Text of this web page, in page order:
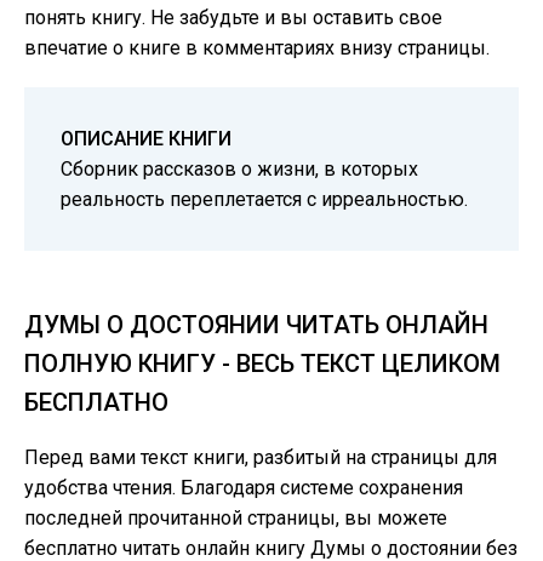
понять книгу. Не забудьте и вы оставить свое
впечатие о книге в комментариях внизу страницы.
ОПИСАНИЕ КНИГИ
Сборник рассказов о жизни, в которых
реальность переплетается с ирреальностью.
ДУМЫ О ДОСТОЯНИИ ЧИТАТЬ ОНЛАЙН
ПОЛНУЮ КНИГУ - ВЕСЬ ТЕКСТ ЦЕЛИКОМ
БЕСПЛАТНО
Перед вами текст книги, разбитый на страницы для
удобства чтения. Благодаря системе сохранения
последней прочитанной страницы, вы можете
бесплатно читать онлайн книгу Думы о достоянии без